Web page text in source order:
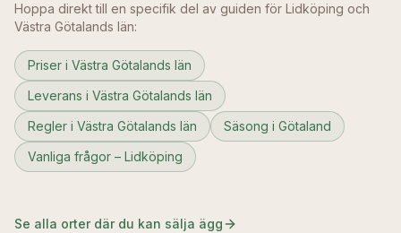
Hoppa direkt till en specifik del av guiden för Lidköping och
Västra Götalands län:
Priser i Västra Götalands län
Leverans i Västra Götalands län
Regler i Västra Götalands län
Säsong i Götaland
Vanliga frågor – Lidköping
Se alla orter där du kan sälja ägg